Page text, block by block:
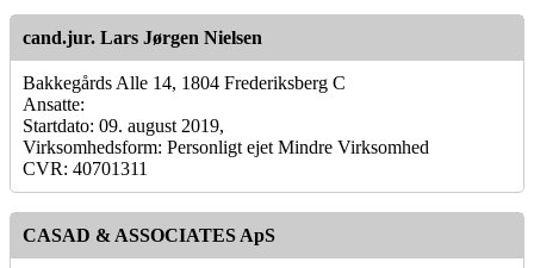
cand.jur. Lars Jørgen Nielsen
Bakkegårds Alle 14, 1804 Frederiksberg C
Ansatte:
Startdato: 09. august 2019,
Virksomhedsform: Personligt ejet Mindre Virksomhed
CVR: 40701311
CASAD & ASSOCIATES ApS